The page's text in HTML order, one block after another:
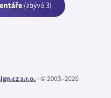
(zbývá 3)
s.r.o. · © 2003–2026